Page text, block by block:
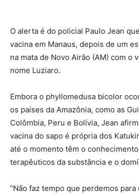
O alerta é do policial Paulo Jean
vacina em Manaus, depois de um
na mata de Novo Airão (AM) com o
nome Luziaro.
Embora o phyllomedusa bicolor
os países da Amazônia, como as
Colômbia, Peru e Bolívia, Jean
vacina do sapo é própria dos
até o momento têm o
terapêuticos da substância e o
“Não faz tempo que perdemos